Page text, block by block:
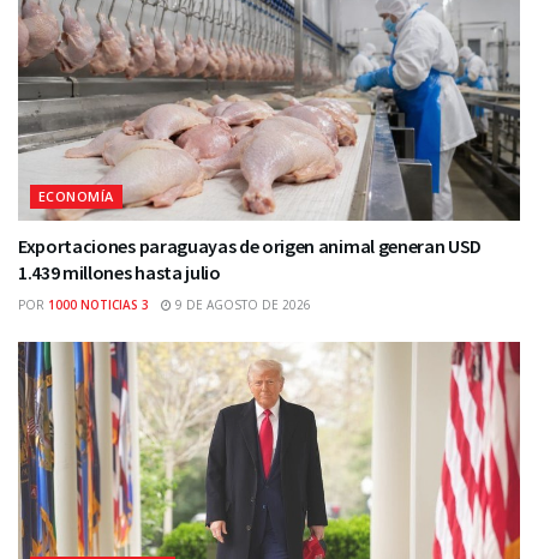
ECONOMÍA
Exportaciones paraguayas de origen animal generan USD
1.439 millones hasta julio
POR 1000 NOTICIAS 3 9 DE AGOSTO DE 2026